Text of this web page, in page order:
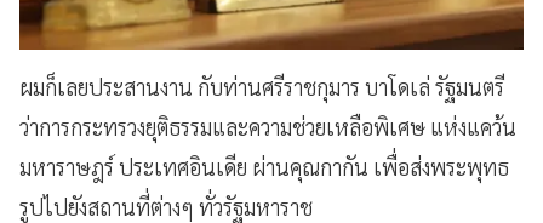
ผมก็เลยประสานงาน กับท่านศรีราชกุมาร บาโดเล่ รัฐมนตรี
ว่าการกระทรวงยุติธรรมและความช่วยเหลือพิเศษ แห่งแคว้น
มหาราษฎร์ ประเทศอินเดีย ผ่านคุณกากัน เพื่อส่งพระพุทธ
รูปไปยังสถานที่ต่างๆ ทั่วรัฐมหาราช